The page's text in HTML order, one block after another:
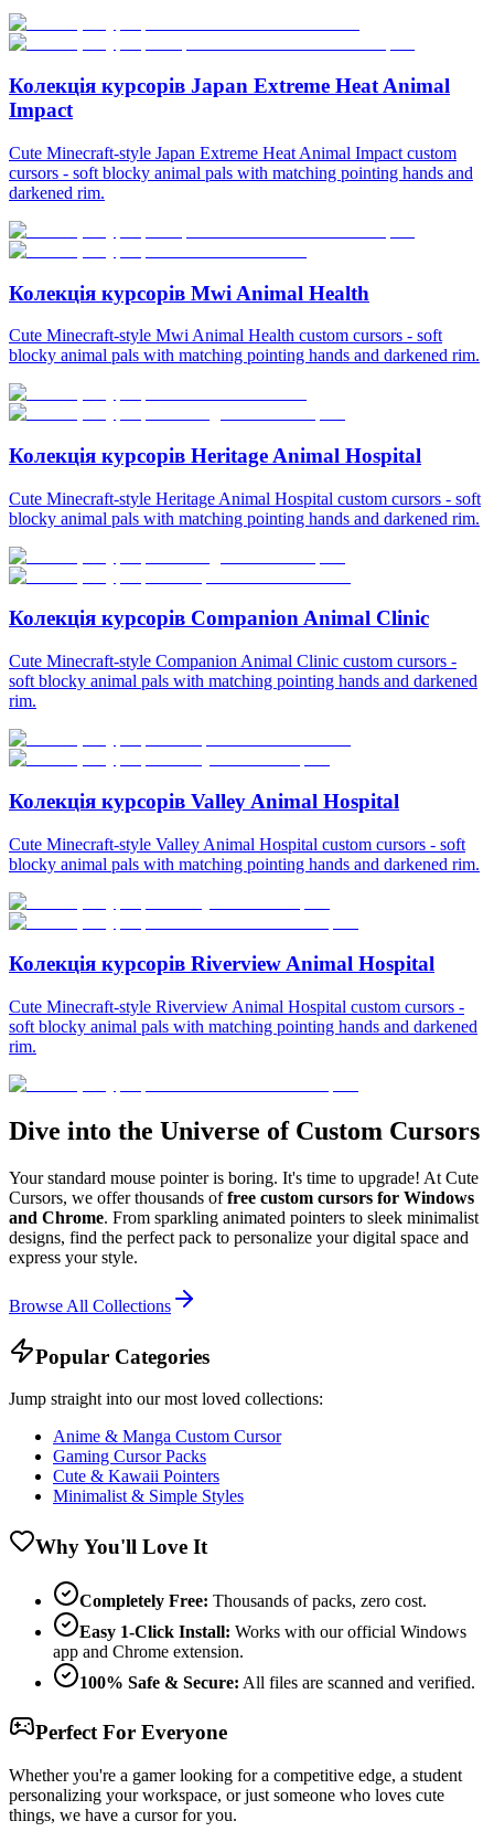
Колекція курсорів Japan Extreme Heat Animal
Impact
Cute Minecraft-style Japan Extreme Heat Animal Impact custom
cursors - soft blocky animal pals with matching pointing hands and
darkened rim.
Колекція курсорів Mwi Animal Health
Cute Minecraft-style Mwi Animal Health custom cursors - soft
blocky animal pals with matching pointing hands and darkened rim.
Колекція курсорів Heritage Animal Hospital
Cute Minecraft-style Heritage Animal Hospital custom cursors - soft
blocky animal pals with matching pointing hands and darkened rim.
Колекція курсорів Companion Animal Clinic
Cute Minecraft-style Companion Animal Clinic custom cursors -
soft blocky animal pals with matching pointing hands and darkened
rim.
Колекція курсорів Valley Animal Hospital
Cute Minecraft-style Valley Animal Hospital custom cursors - soft
blocky animal pals with matching pointing hands and darkened rim.
Колекція курсорів Riverview Animal Hospital
Cute Minecraft-style Riverview Animal Hospital custom cursors -
soft blocky animal pals with matching pointing hands and darkened
rim.
Dive into the Universe of Custom Cursors
Your standard mouse pointer is boring. It's time to upgrade! At Cute
Cursors, we offer thousands offree custom cursors for Windows
and Chrome. From sparkling animated pointers to sleek minimalist
designs, find the perfect pack to personalize your digital space and
express your style.
Browse All Collections
Popular Categories
Jump straight into our most loved collections:
Anime & Manga Custom Cursor
Gaming Cursor Packs
Cute & Kawaii Pointers
Minimalist & Simple Styles
Why You'll Love It
Completely Free: Thousands of packs, zero cost.
Easy 1-Click Install: Works with our official Windows
app and Chrome extension.
100% Safe & Secure: All files are scanned and verified.
Perfect For Everyone
Whether you're a gamer looking for a competitive edge, a student
personalizing your workspace, or just someone who loves cute
things, we have a cursor for you.